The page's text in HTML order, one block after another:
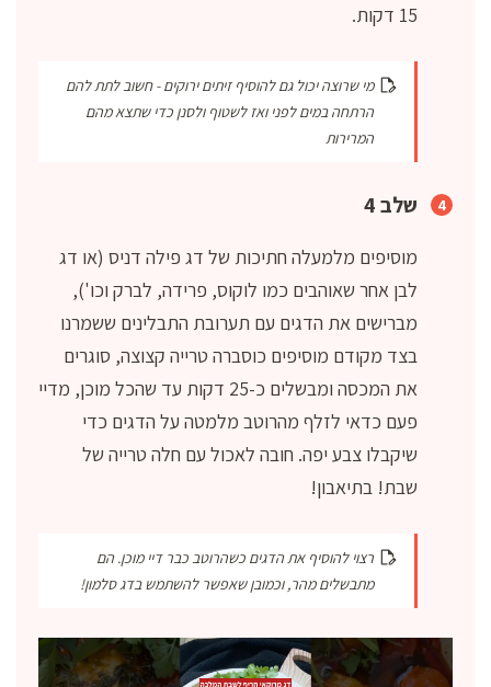
15 דקות.
מי שרוצה יכול גם להוסיף זיתים ירוקים - חשוב לתת להם
הרתחה במים לפני ואז לשטוף ולסנן כדי שתצא מהם
המרירות
שלב 4
מוסיפים מלמעלה חתיכות של דג פילה דניס (או דג
לבן אחר שאוהבים כמו לוקוס, פרידה, לברק וכו'),
מברישים את הדגים עם תערובת התבלינים ששמרנו
בצד מקודם מוסיפים כוסברה טרייה קצוצה, סוגרים
את המכסה ומבשלים כ-25 דקות עד שהכל מוכן, מדיי
פעם כדאי לזלף מהרוטב מלמטה על הדגים כדי
שיקבלו צבע יפה. חובה לאכול עם חלה טרייה של
שבת! בתיאבון!
רצוי להוסיף את הדגים כשהרוטב כבר דיי מוכן. הם
מתבשלים מהר, וכמובן שאפשר להשתמש בדג סלמון!